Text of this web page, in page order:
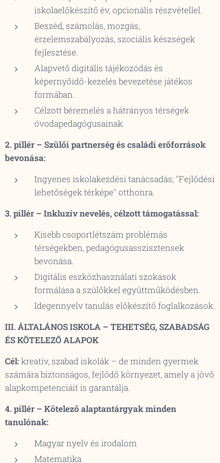
iskolaelőkészítő év, opcionális részvétellel.
Beszéd, számolás, mozgás,
érzelemszabályozás, szociális készségek
fejlesztése.
Alapvető digitális tájékozódás és
képernyőidő-kezelés bevezetése játékos
formában.
Célzott béremelés a hátrányos térségek
óvodapedagógusainak.
2. pillér – Szülői partnerség és családi erőforrások
bevonása:
Ingyenes iskolakezdési tanácsadás; "Fejlődési
lehetőségek térképe" otthonra.
3. pillér – Inkluzív nevelés, célzott támogatással:
Kisebb csoportlétszám problémás
térségekben, pedagógusasszisztensek
bevonása.
Digitális eszközhasználati szokások
formálása a szülőkkel együttműködésben.
Idegennyelv tanulás előkészítő foglalkozások.
III. ÁLTALÁNOS ISKOLA – TEHETSÉG, SZABADSÁG
ÉS KÖTELEZŐ ALAPOK
Cél:kreatív, szabad iskolák – de minden gyermek
számára biztonságos, fejlődő környezet, amelya jövő
alapkompetenciáit is garantálja.
4. pillér – Kötelező alaptantárgyak minden
tanulónak:
Magyar nyelv és irodalom
Matematika